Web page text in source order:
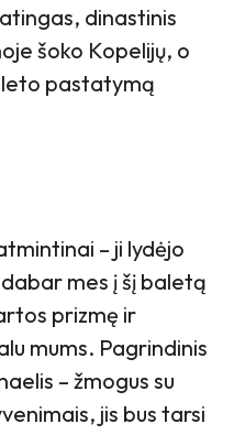
dinastinis
šoko Kopelijų, o
pastatymą
– ji lydėjo
mes į šį baletą
prizmę ir
mums. Pagrindinis
– žmogus su
jis bus tarsi